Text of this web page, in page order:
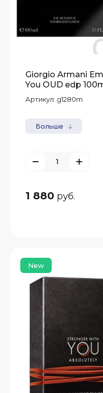
Giorgio Armani
You OUD edp
Артикул: g1280m
Больше
1 880 руб.
New